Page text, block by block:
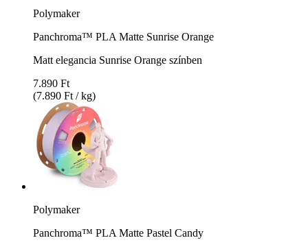
Polymaker
Panchroma™ PLA Matte Sunrise Orange
Matt elegancia Sunrise Orange színben
7.890 Ft
(7.890 Ft / kg)
Polymaker
Panchroma™ PLA Matte Pastel Candy